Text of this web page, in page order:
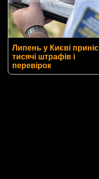
Липень у Києві приніс
тисячі штрафів і
перевірок